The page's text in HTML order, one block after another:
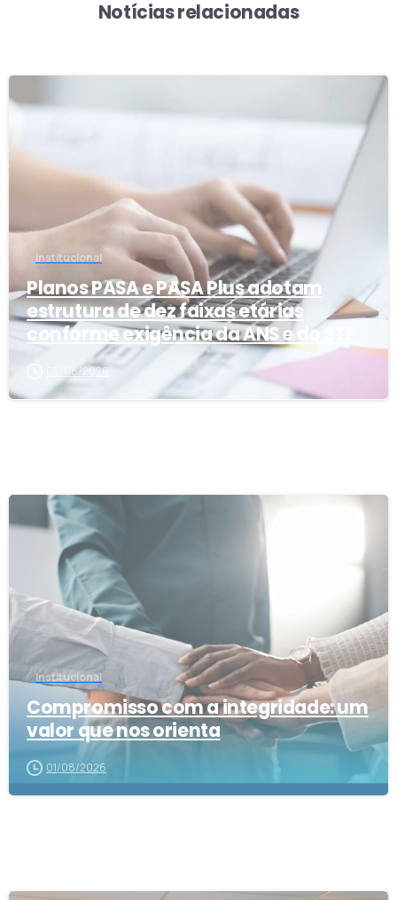
Notícias relacionadas
Institucional
Planos PASA e PASA Plus adotam
estrutura de dez faixas etárias
conforme exigência da ANS e do STF
05/08/2026
Institucional
Compromisso com a integridade: um
valor que nos orienta
01/08/2026